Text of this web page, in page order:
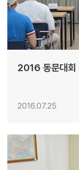
2016 동문대회
2016.07.25
30